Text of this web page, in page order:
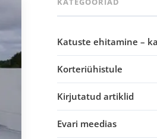
Katuste ehitamine –
Korteriühistule
Kirjutatud artiklid
Evari meedias